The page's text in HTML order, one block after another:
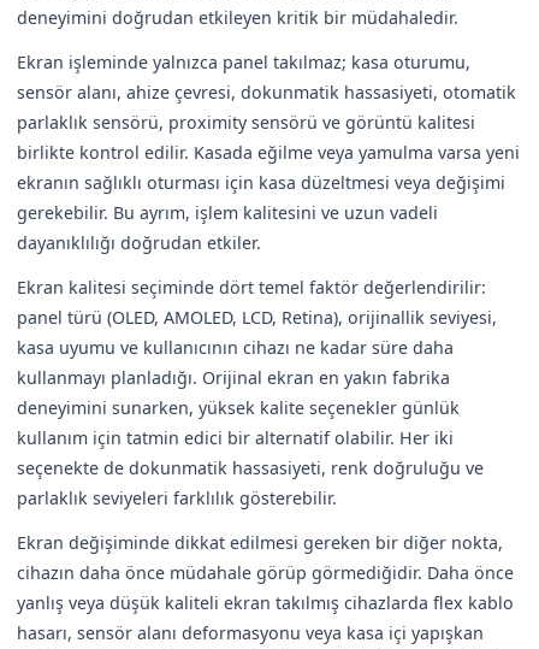
deneyimini doğrudan etkileyen kritik bir müdahaledir.
Ekran işleminde yalnızca panel takılmaz; kasa oturumu,
sensör alanı, ahize çevresi, dokunmatik hassasiyeti, otomatik
parlaklık sensörü, proximity sensörü ve görüntü kalitesi
birlikte kontrol edilir. Kasada eğilme veya yamulma varsa yeni
ekranın sağlıklı oturması için kasa düzeltmesi veya değişimi
gerekebilir. Bu ayrım, işlem kalitesini ve uzun vadeli
dayanıklılığı doğrudan etkiler.
Ekran kalitesi seçiminde dört temel faktör değerlendirilir:
panel türü (OLED, AMOLED, LCD, Retina), orijinallik seviyesi,
kasa uyumu ve kullanıcının cihazı ne kadar süre daha
kullanmayı planladığı. Orijinal ekran en yakın fabrika
deneyimini sunarken, yüksek kalite seçenekler günlük
kullanım için tatmin edici bir alternatif olabilir. Her iki
seçenekte de dokunmatik hassasiyeti, renk doğruluğu ve
parlaklık seviyeleri farklılık gösterebilir.
Ekran değişiminde dikkat edilmesi gereken bir diğer nokta,
cihazın daha önce müdahale görüp görmediğidir. Daha önce
yanlış veya düşük kaliteli ekran takılmış cihazlarda flex kablo
hasarı, sensör alanı deformasyonu veya kasa içi yapışkan